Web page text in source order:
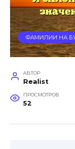
ФАМИЛИИ НА
АВТОР
Realist
ПРОСМОТРОВ
52